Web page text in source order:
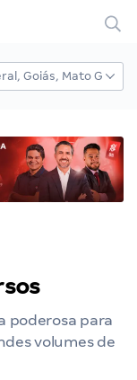
poderosa para
volumes de